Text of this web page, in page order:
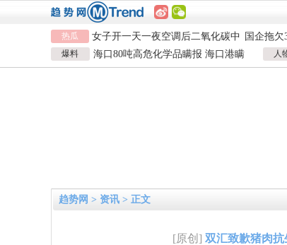
热瓜
河南三支一扶考试存在规模性组织
作弊犯罪
924元
女子开一天一夜空调后二氧化碳中
毒
国企拖
26岁女儿谈47岁妈妈突然产女
儿子举
河南三支一扶考试存在规模性组织 1岁宝宝
爆料
海口80吨高危化学品瞒报 海口港瞒
报危险品
人
趋势网 > 资讯 > 正文
[原创] 双汇致歉猪肉